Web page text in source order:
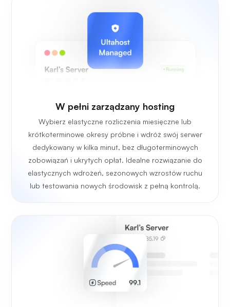
W pełni zarządzany hosting
Wybierz elastyczne rozliczenia miesięczne lub
krótkoterminowe okresy próbne i wdróż swój serwer
dedykowany w kilka minut, bez długoterminowych
zobowiązań i ukrytych opłat. Idealne rozwiązanie do
elastycznych wdrożeń, sezonowych wzrostów ruchu
lub testowania nowych środowisk z pełną kontrolą.